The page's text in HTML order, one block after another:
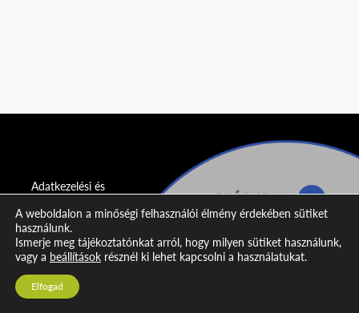
Adatkezelési és
nyilatkozat
Impresszum
Kapcsolat
A weboldalon a minőségi felhasználói élmény érdekében sütiket
használunk.
Ismerje meg tájékoztatónkat arról, hogy milyen sütiket használunk,
vagy a beállítások résznél ki lehet kapcsolni a használatukat.
Elfogad